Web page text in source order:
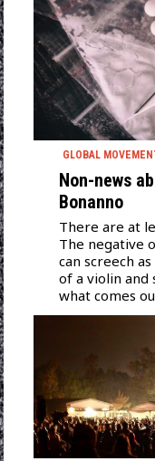
GLOBAL
Non-news
Bonanno
There are at
The negative
can screech
of a violin and
what comes